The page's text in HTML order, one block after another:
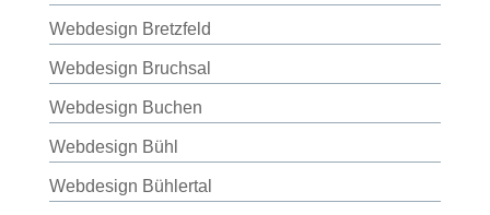
Webdesign Bretzfeld
Webdesign Bruchsal
Webdesign Buchen
Webdesign Bühl
Webdesign Bühlertal